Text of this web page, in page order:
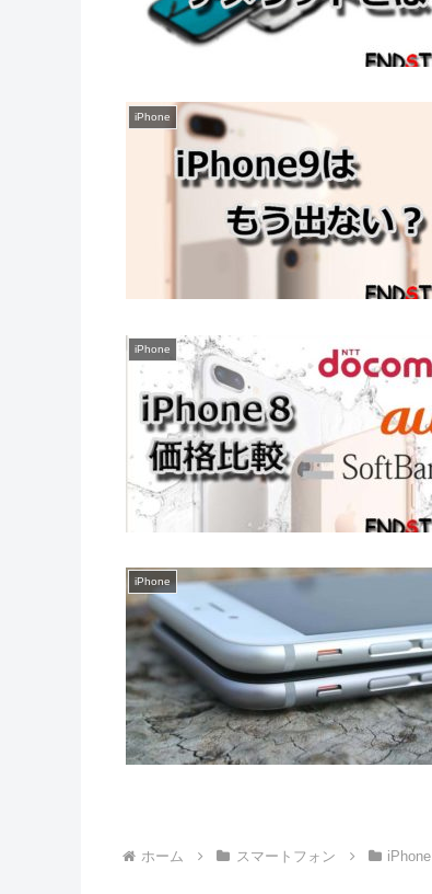
iPhone
iPhone
iPhone
ホーム スマートフォン iPhone